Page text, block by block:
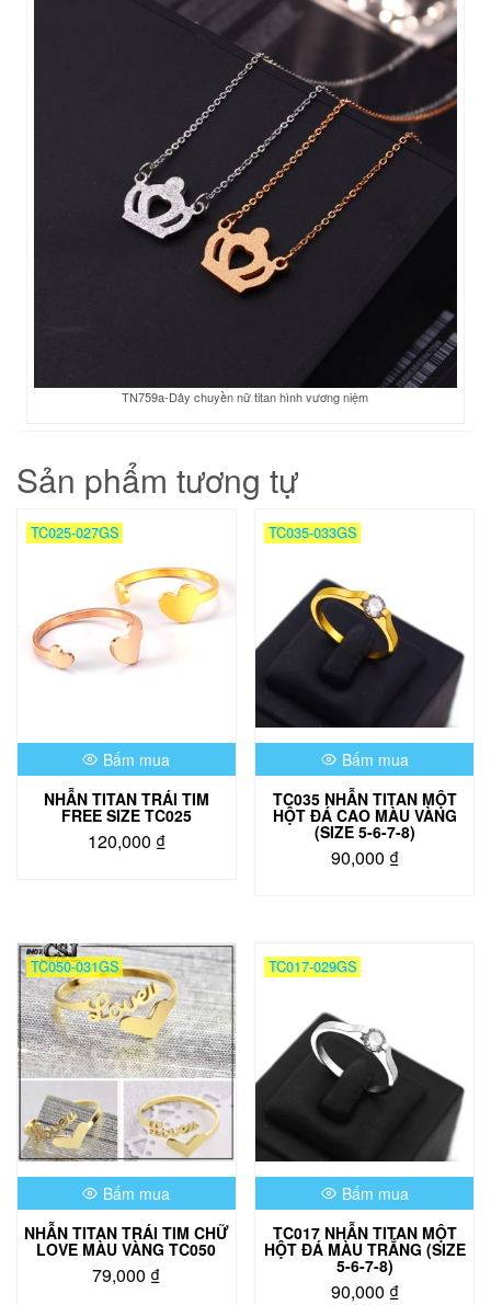
TN759a-Dây chuyền nữ titan hình vương niệm
Sản phẩm tương tự
TC025-027GS
Bấm mua
NHẪN TITAN TRÁI TIM
FREE SIZE TC025
120,000 ₫
TC035-033GS
Bấm mua
TC035 NHẪN TITAN MỘT
HỘT ĐÁ CAO MÀU VÀNG
(SIZE 5-6-7-8)
90,000 ₫
thể.
Các
tùy
chọn
chọn
trên
sản
phẩm
TC050-031GS
Bấm mua
NHẪN TITAN TRÁI TIM CHỮ
LOVE MÀU VÀNG TC050
79,000 ₫
TC017-029GS
Bấm mua
TC017 NHẪN TITAN MỘT
HỘT ĐÁ MÀU TRẮNG (SIZE
5-6-7-8)
90,000 ₫